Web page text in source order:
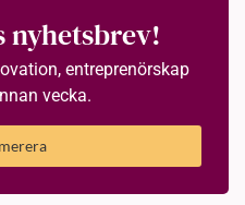
nyhetsbrev!
entreprenörskap
vecka.